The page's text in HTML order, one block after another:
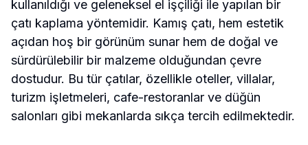
kullanıldığı ve geleneksel el işçiliği ile yapılan bir
çatı kaplama yöntemidir. Kamış çatı, hem estetik
açıdan hoş bir görünüm sunar hem de doğal ve
sürdürülebilir bir malzeme olduğundan çevre
dostudur. Bu tür çatılar, özellikle oteller, villalar,
turizm işletmeleri, cafe-restoranlar ve düğün
salonları gibi mekanlarda sıkça tercih edilmektedir.